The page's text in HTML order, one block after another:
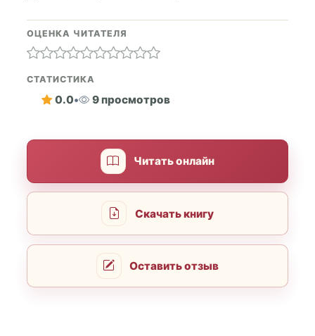
ОЦЕНКА ЧИТАТЕЛЯ
СТАТИСТИКА
0.0• 9 просмотров
Читать онлайн
Скачать книгу
Оставить отзыв